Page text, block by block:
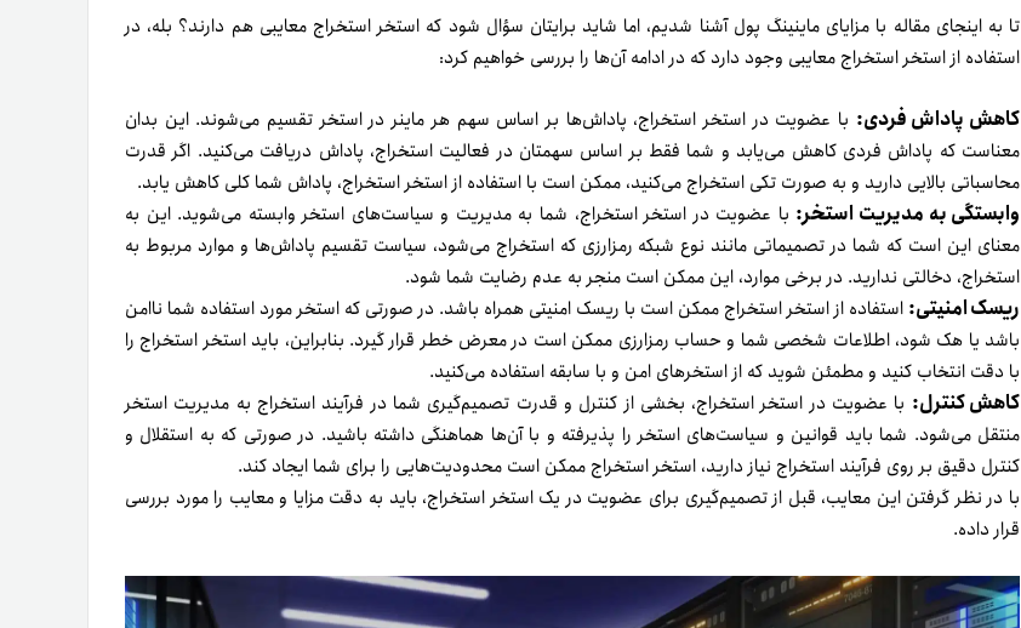
تا به اینجای مقاله با مزایای ماینینگ پول آشنا شدیم، اما شاید برایتان سؤال شود که استخر استخراج معایبی هم دارند؟ بله، در
استفاده از استخر استخراج معایبی وجود دارد که در ادامه آن‌ها را بررسی خواهیم کرد:
کاهش پاداش فردی: با عضویت در استخر استخراج، پاداش‌ها بر اساس سهم هر ماینر در استخر تقسیم می‌شوند. این بدان
معناست که پاداش فردی کاهش می‌یابد و شما فقط بر اساس سهمتان در فعالیت استخراج، پاداش دریافت می‌کنید. اگر قدرت
محاسباتی بالایی دارید و به صورت تکی استخراج می‌کنید، ممکن است با استفاده از استخر استخراج، پاداش شما کلی کاهش یابد.
وابستگی به مدیریت استخر: با عضویت در استخر استخراج، شما به مدیریت و سیاست‌های استخر وابسته می‌شوید. این به
معنای این است که شما در تصمیماتی مانند نوع شبکه رمزارزی که استخراج می‌شود، سیاست تقسیم پاداش‌ها و موارد مربوط به
استخراج، دخالتی ندارید. در برخی موارد، این ممکن است منجر به عدم رضایت شما شود.
ریسک امنیتی: استفاده از استخر استخراج ممکن است با ریسک امنیتی همراه باشد. در صورتی که استخر مورد استفاده شما ناامن
باشد یا هک شود، اطلاعات شخصی شما و حساب رمزارزی ممکن است در معرض خطر قرار گیرد. بنابراین، باید استخر استخراج را
با دقت انتخاب کنید و مطمئن شوید که از استخر‌های امن و با سابقه استفاده می‌کنید.
کاهش کنترل: با عضویت در استخر استخراج، بخشی از کنترل و قدرت تصمیم‌گیری شما در فرآیند استخراج به مدیریت استخر
منتقل می‌شود. شما باید قوانین و سیاست‌های استخر را پذیرفته و با آن‌ها هماهنگی داشته باشید. در صورتی که به استقلال و
کنترل دقیق بر روی فرآیند استخراج نیاز دارید، استخر استخراج ممکن است محدودیت‌هایی را برای شما ایجاد کند.
با در نظر گرفتن این معایب، قبل از تصمیم‌گیری برای عضویت در یک استخر استخراج، باید به دقت مزایا و معایب را مورد بررسی
قرار داده.